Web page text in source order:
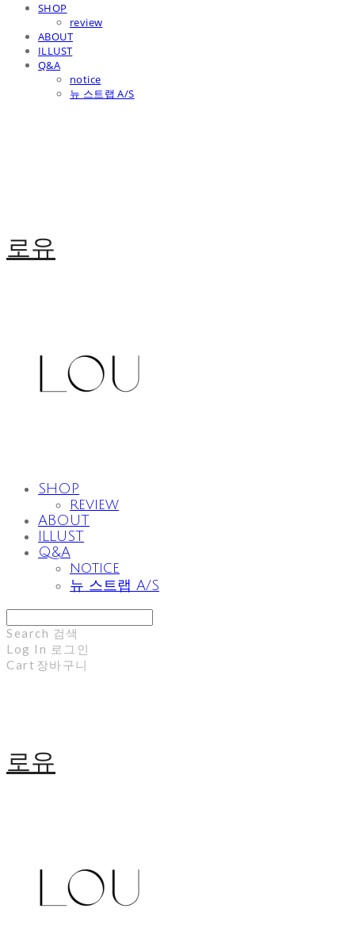
SHOP
review
ABOUT
ILLUST
Q&A
notice
뉴 스트랩 A/S
로유
SHOP
review
ABOUT
ILLUST
Q&A
notice
뉴 스트랩 A/S
Search 검색
Log In 로그인
Cart 장바구니
로유